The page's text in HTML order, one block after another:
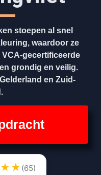
stoepen al snel
waardoor ze
gecertificeerde
grondig en veilig.
en Zuid-
★ ★ (65)